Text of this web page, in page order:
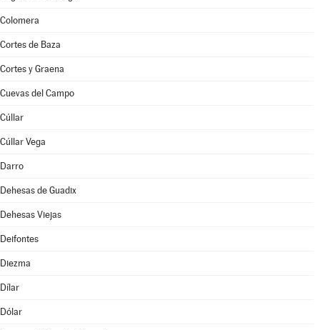
Colomera
Cortes de Baza
Cortes y Graena
Cuevas del Campo
Cúllar
Cúllar Vega
Darro
Dehesas de Guadix
Dehesas Viejas
Deifontes
Diezma
Dílar
Dólar